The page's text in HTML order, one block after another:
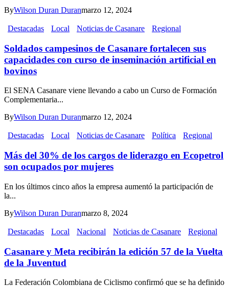
ByWilson Duran Duranmarzo 12, 2024
Destacadas Local Noticias de Casanare Regional
Soldados campesinos de Casanare fortalecen sus
capacidades con curso de inseminación artificial en
bovinos
El SENA Casanare viene llevando a cabo un Curso de Formación
Complementaria...
ByWilson Duran Duranmarzo 12, 2024
Destacadas Local Noticias de Casanare Política Regional
Más del 30% de los cargos de liderazgo en Ecopetrol
son ocupados por mujeres
En los últimos cinco años la empresa aumentó la participación de
la...
ByWilson Duran Duranmarzo 8, 2024
Destacadas Local Nacional Noticias de Casanare Regional
Casanare y Meta recibirán la edición 57 de la Vuelta
de la Juventud
La Federación Colombiana de Ciclismo confirmó que se ha definido